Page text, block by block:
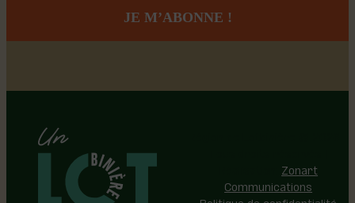
Tous droits réservés |
Réalisation:Zonart